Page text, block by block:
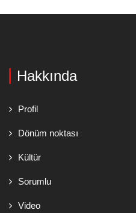
Hakkında
Profil
Dönüm noktası
Kültür
Sorumlu
Video